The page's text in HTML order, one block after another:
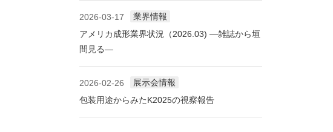
2026-03-17
業界情報
アメリカ成形業界状況（2026.03) ―雑誌から垣
間見る―
2026-02-26
展示会情報
包装用途からみたK2025の視察報告